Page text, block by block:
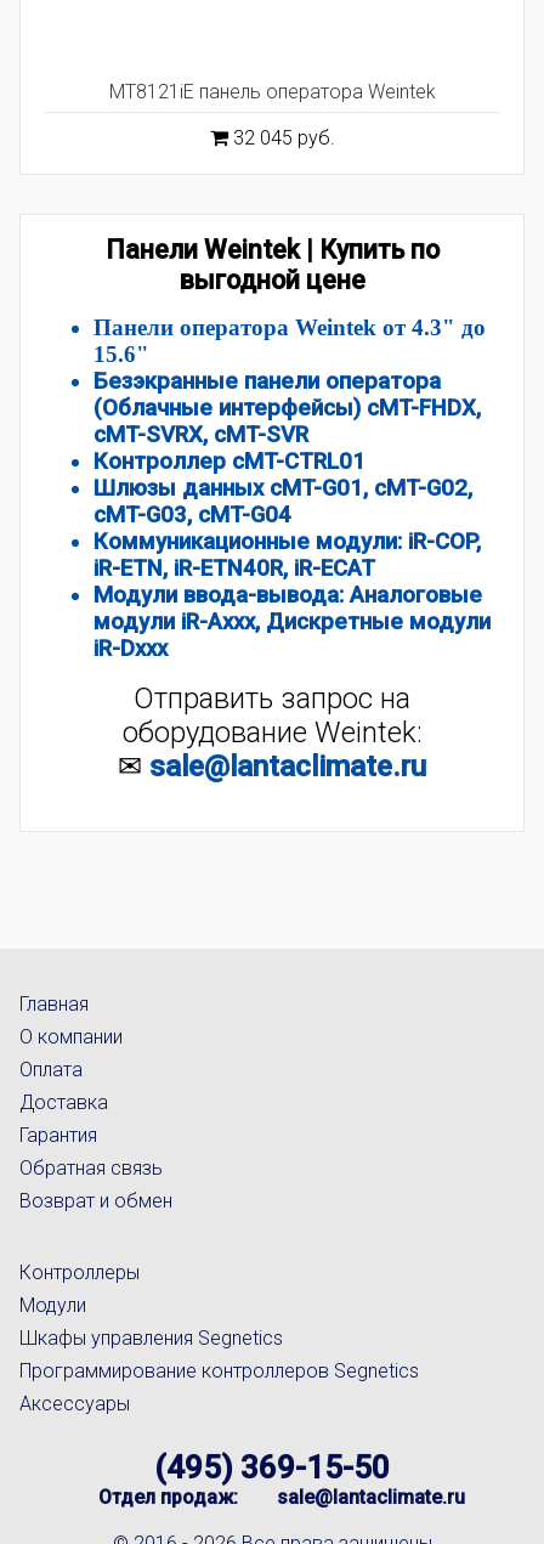
MT8121iE панель оператора Weintek
32 045 руб.
Панели Weintek | Купить по
выгодной цене
Панели оператора Weintek от 4.3" до
15.6"
Безэкранные панели оператора
(Облачные интерфейсы) cMT-FHDX,
cMT-SVRX, cMT-SVR
Контроллер cMT-CTRL01
Шлюзы данных cMT-G01, cMT-G02,
cMT-G03, cMT-G04
Коммуникационные модули: iR-COP,
iR-ETN, iR-ETN40R, iR-ECAT
Модули ввода-вывода: Аналоговые
модули iR-Axxx, Дискретные модули
iR-Dxxx
Отправить запрос на
оборудование Weintek:
✉ sale@lantaclimate.ru
Главная
О компании
Оплата
Доставка
Гарантия
Обратная связь
Возврат и обмен
Контроллеры
Модули
Шкафы управления Segnetics
Программирование контроллеров Segnetics
Аксессуары
(495) 369-15-50
Отдел продаж: sale@lantaclimate.ru